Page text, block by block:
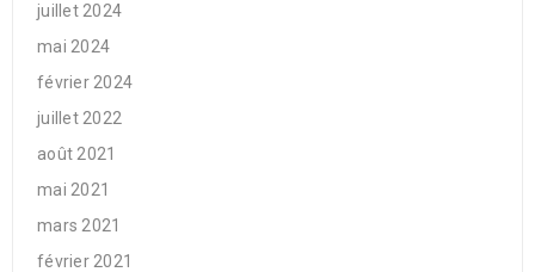
juillet 2024
mai 2024
février 2024
juillet 2022
août 2021
mai 2021
mars 2021
février 2021